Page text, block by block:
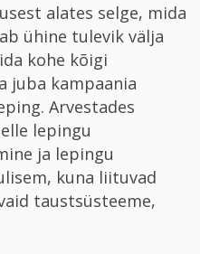
alates selge, mida
ühine tulevik välja
kohe kõigi
juba kampaania
Arvestades
lepingu
ja lepingu
kuna liituvad
taustsüsteeme,